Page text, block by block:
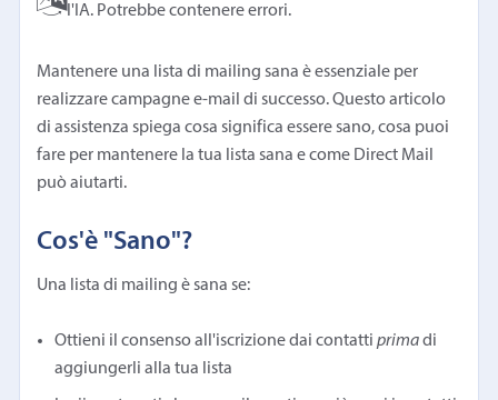
l'IA. Potrebbe contenere errori.
Mantenere una lista di mailing sana è essenziale per
realizzare campagne e-mail di successo. Questo articolo
di assistenza spiega cosa significa essere sano, cosa puoi
fare per mantenere la tua lista sana e come Direct Mail
può aiutarti.
Cos'è "Sano"?
Una lista di mailing è sana se:
Ottieni il consenso all'iscrizione dai contattiprimadi
aggiungerli alla tua lista